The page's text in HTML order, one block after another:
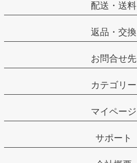
配送・送料
返品・交換
お問合せ先
カテゴリー
マイページ
サポート